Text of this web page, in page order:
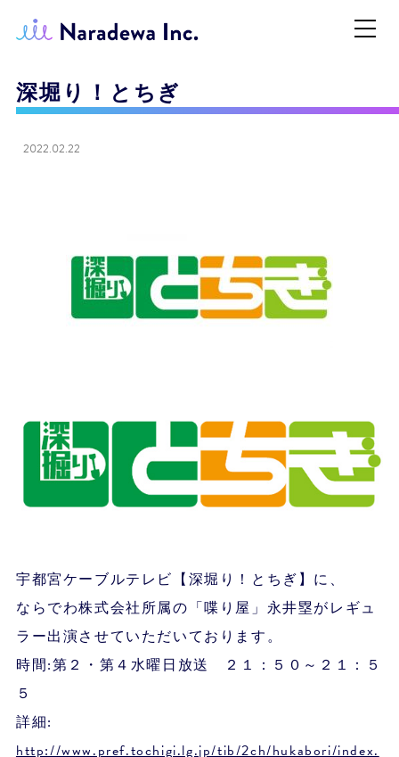
深堀り！とちぎ
2022.02.22
宇都宮ケーブルテレビ【深堀り！とちぎ】に、
ならでわ株式会社所属の「喋り屋」永井塁がレギュ
ラー出演させていただいております。
時間:第２・第４水曜日放送 ２１：５０～２１：５
５
詳細:
http://www.pref.tochigi.lg.jp/tib/2ch/hukabori/index.